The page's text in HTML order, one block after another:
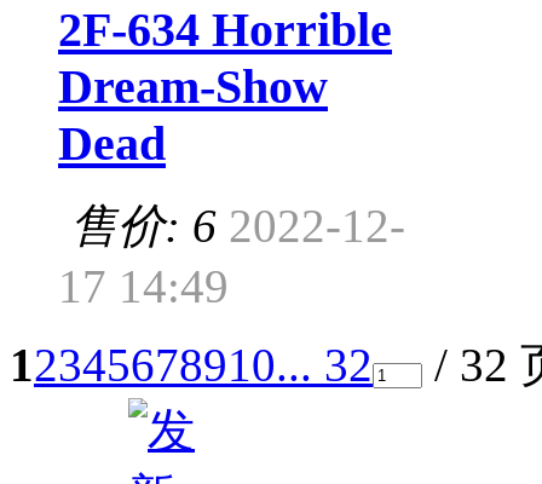
2F-634 Horrible
Dream-Show
Dead
售价: 6 2022-12-
17 14:49
12345678910... 32 / 32